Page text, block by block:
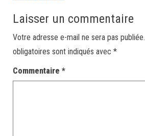
Laisser un commentaire
Votre adresse e-mail ne sera pas publiée.
obligatoires sont indiqués avec *
Commentaire *